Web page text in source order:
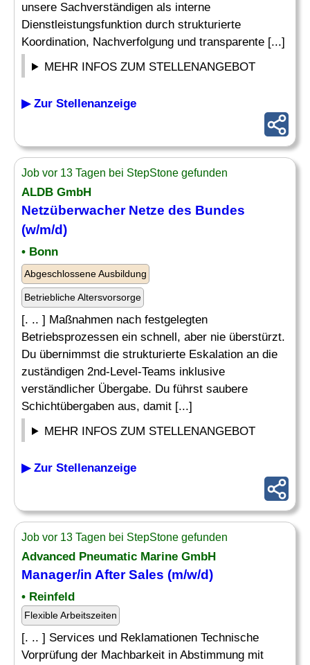
unsere Sachverständigen als interne
Dienstleistungsfunktion durch strukturierte
Koordination, Nachverfolgung und transparente [...]
MEHR INFOS ZUM STELLENANGEBOT
▶ Zur Stellenanzeige
Job vor 13 Tagen bei StepStone gefunden
ALDB GmbH
Netzüberwacher Netze des Bundes
(w/m/d)
• Bonn
Abgeschlossene Ausbildung
Betriebliche Altersvorsorge
[. .. ] Maßnahmen nach festgelegten
Betriebsprozessen ein schnell, aber nie überstürzt.
Du übernimmst die strukturierte Eskalation an die
zuständigen 2nd-Level-Teams inklusive
verständlicher Übergabe. Du führst saubere
Schichtübergaben aus, damit [...]
MEHR INFOS ZUM STELLENANGEBOT
▶ Zur Stellenanzeige
Job vor 13 Tagen bei StepStone gefunden
Advanced Pneumatic Marine GmbH
Manager/in After Sales (m/w/d)
• Reinfeld
Flexible Arbeitszeiten
[. .. ] Services und Reklamationen Technische
Vorprüfung der Machbarkeit in Abstimmung mit